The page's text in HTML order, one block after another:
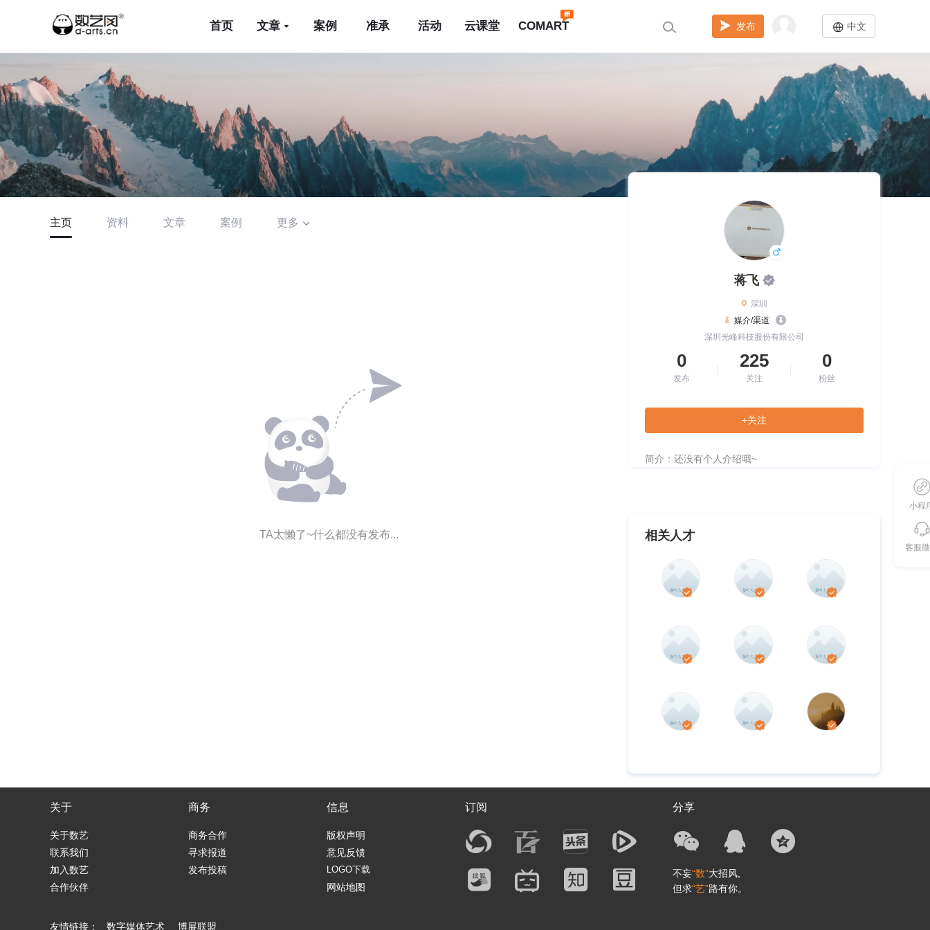
首页 文章 案例 准承 活动 云课堂 COMART 发布 中文
主页 资料 文章 案例 更多
TA太懒了~什么都没有发布...
蒋飞
深圳
媒介/渠道
深圳光峰科技股份有限公司
0
发布
225
关注
0
粉丝
+关注
简介：还没有个人介绍哦~
相关人才
关于
关于数艺
联系我们
加入数艺
合作伙伴
商务
商务合作
寻求报道
发布投稿
信息
版权声明
意见反馈
LOGO下载
网站地图
订阅 分享
不妄“数”大招风,
但求“艺”路有你。
友情链接： 数字媒体艺术 博展联盟
小程
客服